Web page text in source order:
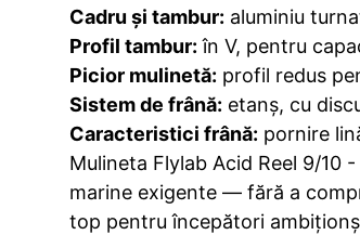
Cadru și tambur: aluminiu
Profil tambur: în V, pentru
Picior mulinetă: profil redus
Sistem de frână: etanș, cu
Caracteristici frână: pornire
Mulineta Flylab Acid Reel 9/10
marine exigente — fără a
top pentru începători